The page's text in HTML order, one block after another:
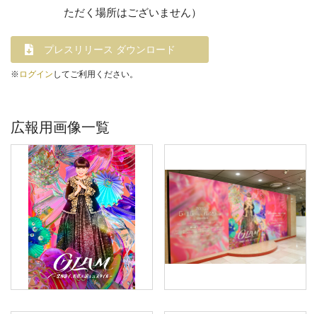
ただく場所はございません）
プレスリリース ダウンロード
※ ログイン してご利用ください。
広報用画像一覧